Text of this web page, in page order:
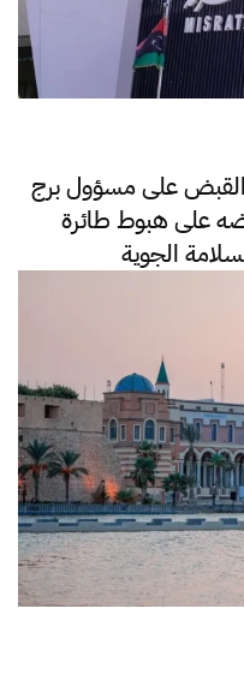
على مسؤول برج
على هبوط طائرة
الجوية